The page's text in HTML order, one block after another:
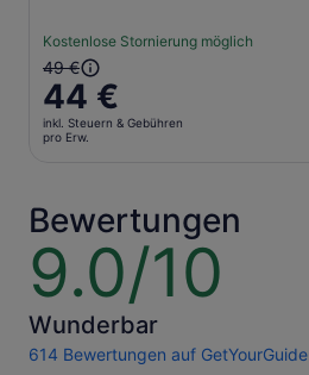
Kostenlose Stornierung möglich
Der
vorherige
Preis
war
der
aktuelle
Preis
beträgt
44 €
pro
Erw.
49 €
44 €
inkl. Steuern & Gebühren
pro Erw.
Bewertungen
9.0/10
9.0
von
10
Wunderbar
614 Bewertungen auf GetYourGuide
614